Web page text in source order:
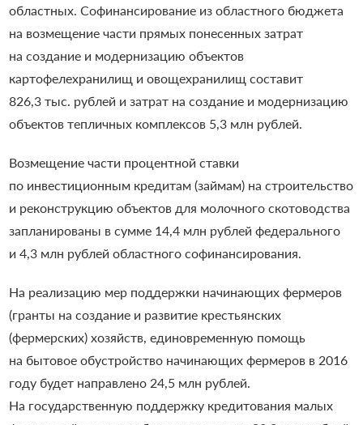
областных. Софинансирование из областного бюджета
на возмещение части прямых понесенных затрат
на создание и модернизацию объектов
картофелехранилищ и овощехранилищ составит
826,3 тыс. рублей и затрат на создание и модернизацию
объектов тепличных комплексов 5,3 млн рублей.
Возмещение части процентной ставки
по инвестиционным кредитам (займам) на строительство
и реконструкцию объектов для молочного скотоводства
запланированы в сумме 14,4 млн рублей федерального
и 4,3 млн рублей областного софинансирования.
На реализацию мер поддержки начинающих фермеров
(гранты на создание и развитие крестьянских
(фермерских) хозяйств, единовременную помощь
на бытовое обустройство начинающих фермеров в 2016
году будет направлено 24,5 млн рублей.
На государственную поддержку кредитования малых